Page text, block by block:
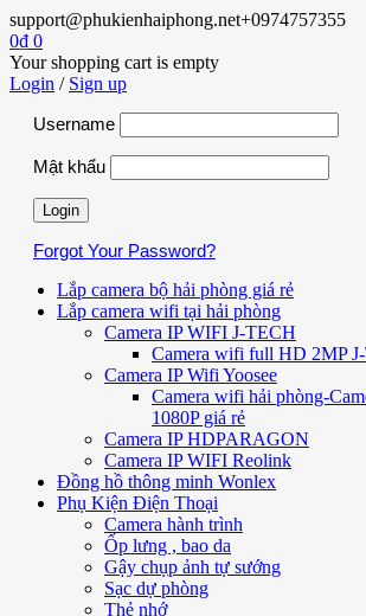
support@phukienhaiphong.net+0974757355
0₫ 0
Your shopping cart is empty
Login / Sign up
Username
Mật khẩu
Forgot Your Password?
Lắp camera bộ hải phòng giá rẻ
Lắp camera wifi tại hải phòng
Camera IP WIFI J-TECH
Camera wifi full HD 2MP J-
Camera IP Wifi Yoosee
Camera wifi hải phòng-
1080P giá rẻ
Camera IP HDPARAGON
Camera IP WIFI Reolink
Đồng hồ thông minh Wonlex
Phụ Kiện Điện Thoại
Camera hành trình
Ốp lưng , bao da
Gậy chụp ảnh tự sướng
Sạc dự phòng
Thẻ nhớ